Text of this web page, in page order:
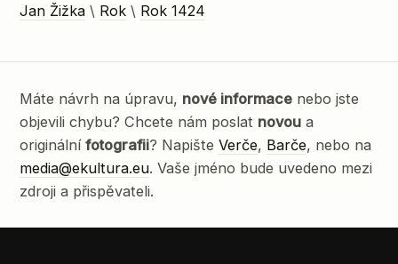
Jan Žižka \ Rok \ Rok 1424
Máte návrh na úpravu, nové informace nebo jste
objevili chybu? Chcete nám poslat novou a
originálnífotografii? NapišteVerče, Barče, nebo na
media@ekultura.eu. Vaše jméno bude uvedeno mezi
zdroji a přispěvateli.